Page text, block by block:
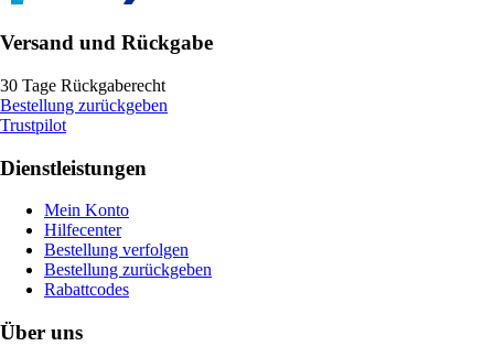
Versand und Rückgabe
30 Tage Rückgaberecht
Bestellung zurückgeben
Trustpilot
Dienstleistungen
Mein Konto
Hilfecenter
Bestellung verfolgen
Bestellung zurückgeben
Rabattcodes
Über uns